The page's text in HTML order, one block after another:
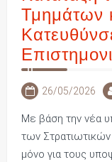
Τμημάτων
26/05/2026
Με βάση την νέα
των
μόνο για τους